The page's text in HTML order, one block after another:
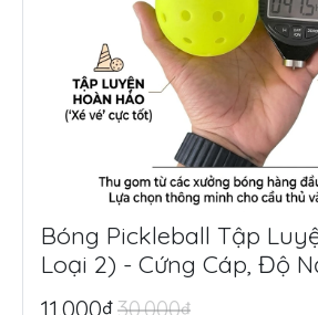
Bóng Pickleball Tập
Loại 2) - Cứng Cáp, Độ
Thi Đấu, Siêu Tiết Kiệm
11.000₫30.000₫